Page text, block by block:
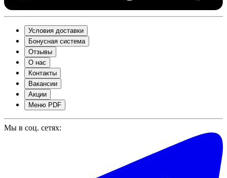
Условия доставки
Бонусная система
Отзывы
О нас
Контакты
Вакансии
Акции
Меню PDF
Мы в соц. сетях: